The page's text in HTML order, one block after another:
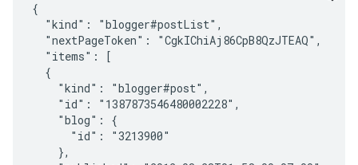
{
  "kind": "blogger#postList",
  "nextPageToken": "CgkIChiAj86CpB8QzJTEAQ",
  "items": [
  {
    "kind": "blogger#post",
    "id": "1387873546480002228",
    "blog": {
      "id": "3213900"
    },